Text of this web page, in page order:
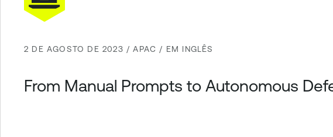
2 DE AGOSTO DE 2023 / APAC / EM INGLÊS
From Manual Prompts to Autonomous